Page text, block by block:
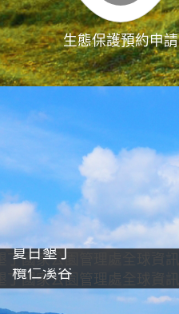
生態保護預約申請
夏日墾丁
欖仁溪谷